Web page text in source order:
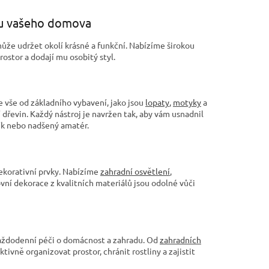
vašeho domova
udržet okolí krásné a funkční. Nabízíme širokou
a dodají mu osobitý styl.
od základního vybavení, jako jsou lopaty, motykya
Každý nástroj je navržen tak, aby vám usnadnil
nebo nadšený amatér.
prvky. Nabízíme zahradní osvětlení,
dekorace z kvalitních materiálů jsou odolné vůči
péči o domácnost a zahradu. Od zahradních
organizovat prostor, chránit rostliny a zajistit